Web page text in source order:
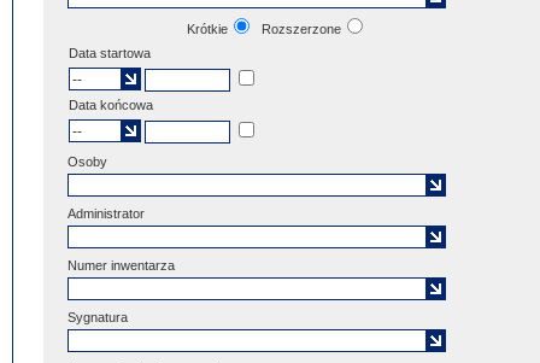
Krótkie
Rozszerzone
Data startowa
Data końcowa
Osoby
Administrator
Numer inwentarza
Sygnatura